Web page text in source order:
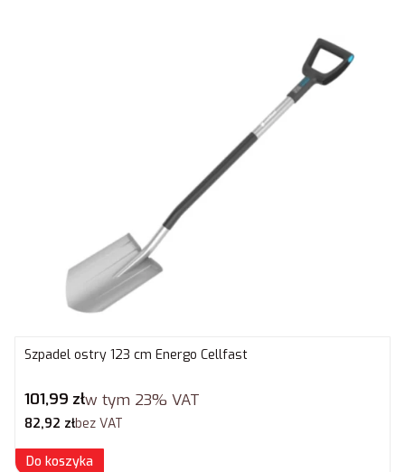
Szpadel ostry 123 cm Energo Cellfast
Cena brutto
101,99 złw tym 23% VAT
Cena netto
82,92 złbez VAT
Do koszyka